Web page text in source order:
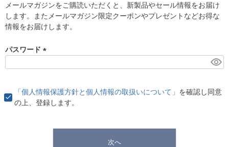
須
)
メールマガジンをご購読いただくと、新製品やセール情報をお届け
します。またメールマガジン限定クーポンやプレゼントなどお得な
情報をお届けします。
パスワード
)
「個人情報保護方針と個人情報の取扱いについて」 を確認し同意
の上、登録します。
次へ